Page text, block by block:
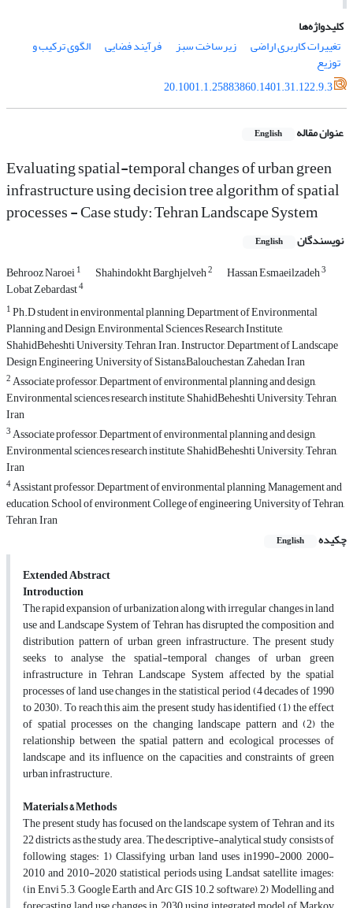
کلیدواژه‌ها
تغییرات کاربری اراضی
زیرساخت سبز فرآیند فضایی الگوی ترکیب و
توزیع
20.1001.1.25883860.1401.31.122.9.3
عنوان مقاله English
Evaluating spatial-temporal changes of urban green
infrastructure using decision tree algorithm of spatial
processes - Case study: Tehran Landscape System
نویسندگان English
Behrooz Naroei1 Shahindokht Barghjelveh2 Hassan Esmaeilzadeh3
Lobat Zebardast4
1Ph.D student in environmental planning, Department of Environmental
Planning and Design, Environmental Sciences Research Institute,
ShahidBeheshti University, Tehran, Iran. Instructor, Department of Landscape
Design Engineering, University of Sistan&Balouchestan, Zahedan, Iran
2Associate professor, Department of environmental planning and design,
Environmental sciences research institute, ShahidBeheshti University, Tehran,
Iran
3Associate professor, Department of environmental planning and design,
Environmental sciences research institute, ShahidBeheshti University, Tehran,
Iran
4Assistant professor, Department of environmental planning, Management and
education, School of environment, College of engineering, University of Tehran,
Tehran, Iran
چکیده
English
Extended Abstract
Introduction
The rapid expansion of urbanization along with irregular changes in land
use and Landscape System of Tehran has disrupted the composition and
distribution pattern of urban green infrastructure. The present study
seeks to analyse the spatial-temporal changes of urban green
infrastructure in Tehran Landscape System affected by the spatial
processes of land use changes in the statistical period (4 decades of 1990
to 2030). To reach this aim, the present study has identified (1) the effect
of spatial processes on the changing landscape pattern and (2) the
relationship between the spatial pattern and ecological processes of
landscape and its influence on the capacities and constraints of green
urban infrastructure.
Materials & Methods
The present study has focused on the landscape system of Tehran and its
22 districts as the study area. The descriptive-analytical study consists of
following stages: 1) Classifying urban land uses in1990-2000, 2000-
2010 and 2010-2020 statistical periods using Landsat satellite images:
(in Envi 5.3, Google Earth and Arc GIS 10.2 software), 2) Modelling and